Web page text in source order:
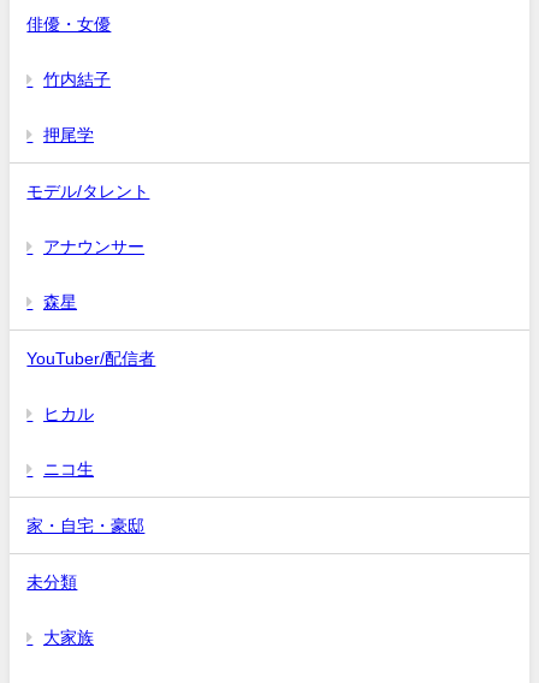
俳優・女優
竹内結子
押尾学
モデル/タレント
アナウンサー
森星
YouTuber/配信者
ヒカル
ニコ生
家・自宅・豪邸
未分類
大家族